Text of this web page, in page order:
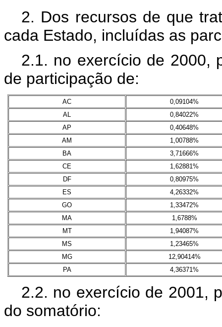
2. Dos recursos de que
cada Estado, incluídas as
2.1. no exercício de 2000,
de participação de:
AC
0,09104%
AL
0,84022%
AP
0,40648%
AM
1,00788%
BA
3,71666%
CE
1,62881%
DF
0,80975%
ES
4,26332%
GO
1,33472%
MA
1,6788%
MT
1,94087%
MS
1,23465%
MG
12,90414%
PA
4,36371%
2.2. no exercício de 2001,
do somatório: